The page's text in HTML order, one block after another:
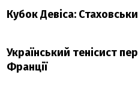
Кубок Девіса:
Український тенісист
Франції